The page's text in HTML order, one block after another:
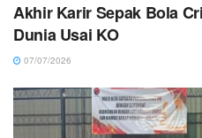
Akhir Karir Sepak Bola
Dunia Usai KO
07/07/2026